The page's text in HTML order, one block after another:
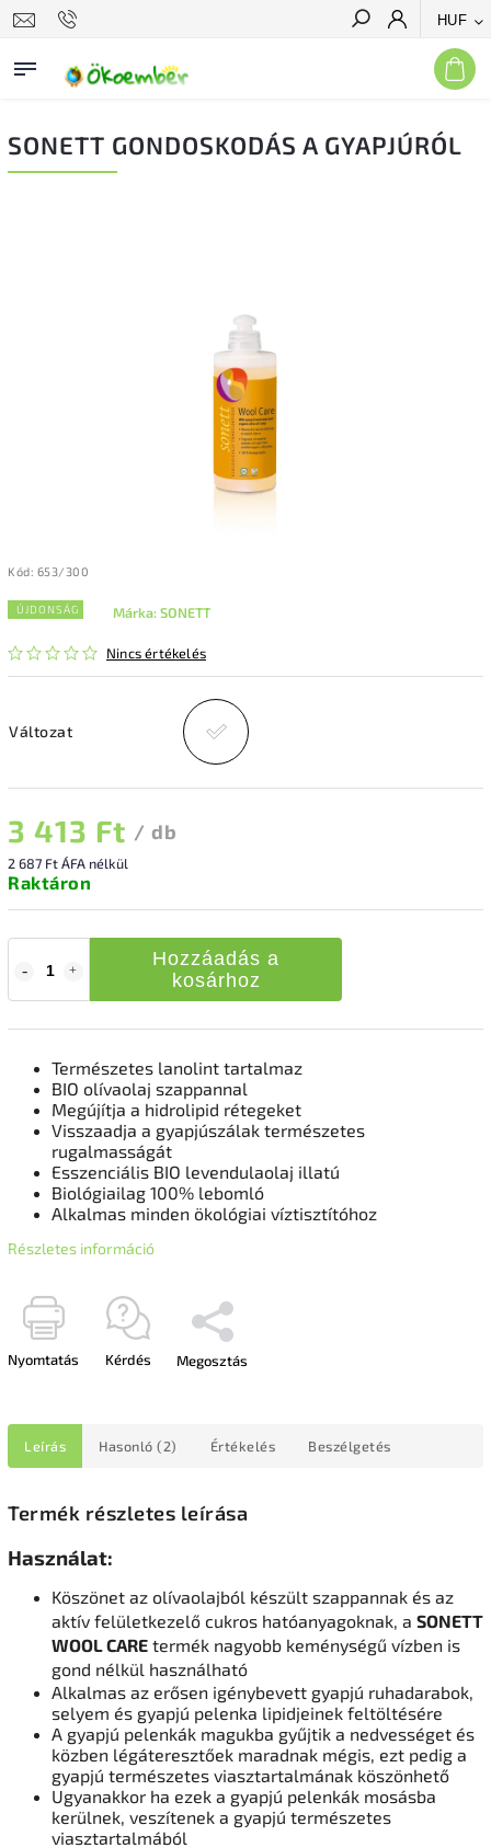
HUF
Keresés
SONETT GONDOSKODÁS A GYAPJÚRÓL
Kód: 653/300
ÚJDONSÁG
Nincs értékelés
Márka:SONETT
Változat
3 413 Ft / db
2 687 Ft ÁFA nélkül
Raktáron
Hozzáadás a
kosárhoz
Természetes lanolint tartalmaz
BIO olívaolaj szappannal
Megújítja a hidrolipid rétegeket
Visszaadja a gyapjúszálak természetes
rugalmasságát
Esszenciális BIO levendulaolaj illatú
Biológiailag 100% lebomló
Alkalmas minden ökológiai víztisztítóhoz
Részletes információ
Nyomtatás Kérdés Megosztás
Leírás Hasonló (2) Értékelés Beszélgetés
Termék részletes leírása
Használat:
Köszönet az olívaolajból készült szappannak és az
aktív felületkezelő cukros hatóanyagoknak, a SONETT
WOOL CARE termék nagyobb keménységű vízben is
gond nélkül használható
Alkalmas az erősen igénybevett gyapjú ruhadarabok,
selyem és gyapjú pelenka lipidjeinek feltöltésére
A gyapjú pelenkák magukba gyűjtik a nedvességet és
közben légáteresztőek maradnak mégis, ezt pedig a
gyapjú természetes viasztartalmának köszönhető
Ugyanakkor ha ezek a gyapjú pelenkák mosásba
kerülnek, veszítenek a gyapjú természetes
viasztartalmából